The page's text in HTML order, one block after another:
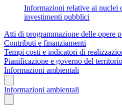
Informazioni relative ai nuclei
investimenti pubblici
Atti di programmazione delle opere
Contributi e finanziamenti
Tempi costi e indicatori di
Pianificazione e governo del territorio
Informazioni ambientali
Informazioni ambientali